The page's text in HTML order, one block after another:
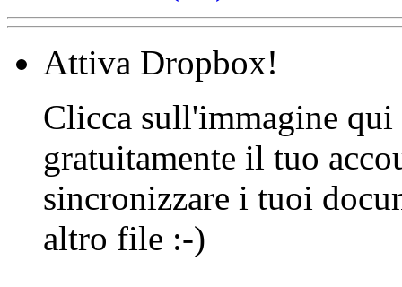
Attiva Dropbox!
Clicca sull'immagine
gratuitamente il tuo
sincronizzare i tuoi
altro file :-)